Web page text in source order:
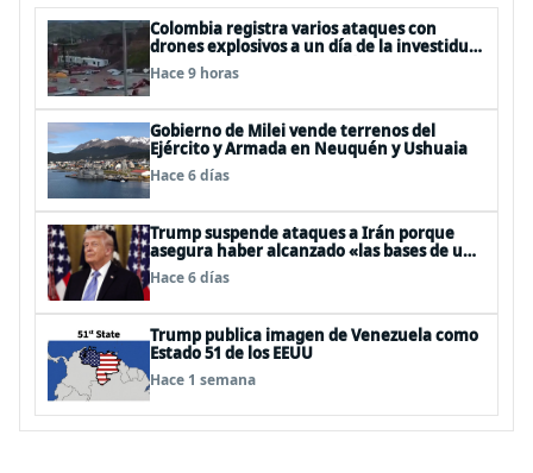
Colombia registra varios ataques con
drones explosivos a un día de la investidura
de De la Espriella: un policía muerto
Hace 9 horas
Gobierno de Milei vende terrenos del
Ejército y Armada en Neuquén y Ushuaia
Hace 6 días
Trump suspende ataques a Irán porque
asegura haber alcanzado «las bases de un
acuerdo»
Hace 6 días
Trump publica imagen de Venezuela como
Estado 51 de los EEUU
Hace 1 semana